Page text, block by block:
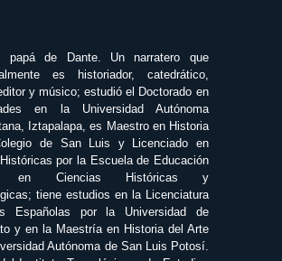
papá de Dante. Un narratero que
es historiador, catedrático,
y músico; estudió el Doctorado en
en la Universidad Autónoma
Iztapalapa, es Maestro en Historia
de San Luis y Licenciado en
por la Escuela de Educación
en Ciencias Históricas y
tiene estudios en la Licenciatura
Españolas por la Universidad de
y en la Maestría en Historia del Arte
Autónoma de San Luis Potosí.